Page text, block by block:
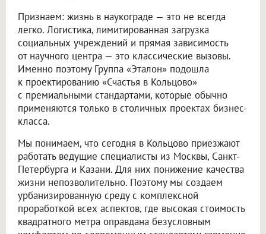
Признаем: жизнь в наукограде — это не всегда
легко. Логистика, лимитированная загрузка
социальных учреждений и прямая зависимость
от научного центра — это классические вызовы.
Именно поэтому Группа «Эталон» подошла
к проектированию «Счастья в Кольцово»
с премиальными стандартами, которые обычно
применяются только в столичных проектах бизнес-
класса.
Мы понимаем, что сегодня в Кольцово приезжают
работать ведущие специалисты из Москвы, Санкт-
Петербурга и Казани. Для них понижение качества
жизни непозволительно. Поэтому мы создаем
урбанизированную среду с комплексной
проработкой всех аспектов, где высокая стоимость
квадратного метра оправдана безусловным